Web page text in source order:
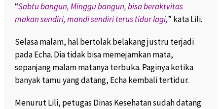
“Sabtu bangun, Minggu bangun, bisa beraktvitas
makan sendiri, mandi sendiri terus tidur lagi,” kata Lili.
Selasa malam, hal bertolak belakang justru terjadi
pada Echa. Dia tidak bisa memejamkan mata,
sepanjang malam matanya terbuka. Paginya ketika
banyak tamu yang datang, Echa kembali tertidur.
Menurut Lili, petugas Dinas Kesehatan sudah datang